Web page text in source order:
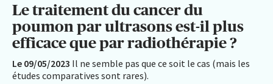
Le traitement du cancer du
poumon par ultrasons est-il plus
efficace que par radiothérapie ?
Le 09/05/2023 Il ne semble pas que ce soit le cas (mais les
études comparatives sont rares).